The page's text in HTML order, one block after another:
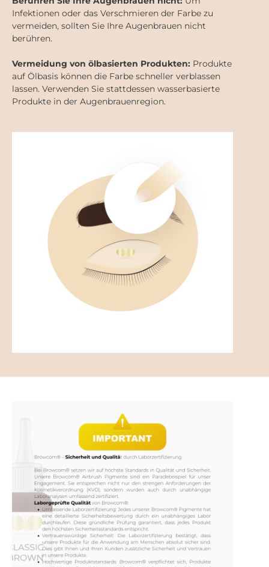
Infektionen oder das Verschmieren der Farbe zu
vermeiden, sollten Sie Ihre Augenbrauen nicht
berühren.
Vermeidung von ölbasierten Produkten: Produkte
auf Ölbasis können die Farbe schneller verblassen
lassen. Verwenden Sie stattdessen wasserbasierte
Produkte in der Augenbrauenregion.